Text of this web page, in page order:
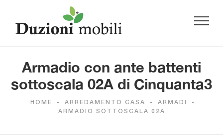
Armadio con ante battenti
sottoscala 02A di Cinquanta3
HOME - ARREDAMENTO CASA - ARMADI
-
ARMADIO SOTTOSCALA 02A